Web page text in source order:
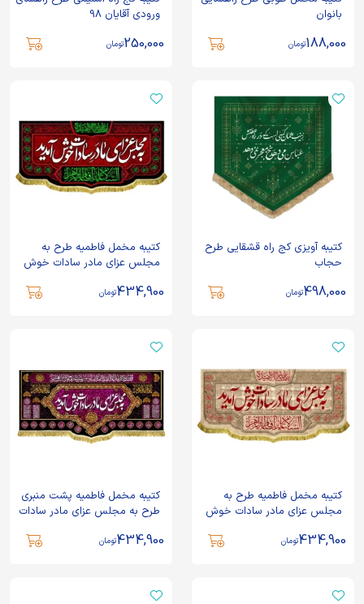
بانوان
188,000تومان
ورودی آقایان 98
250,000تومان
کتیبه آویزی کج راه قشقایی طرح
حجاب
498,000تومان
کتیبه مخمل فاطمیه طرح به
مجلس عزای مادر سادات خوش
434,900تومان
کتیبه مخمل فاطمیه طرح به
مجلس عزای مادر سادات خوش
434,900تومان
کتیبه مخمل فاطمیه پشت منبری
طرح به مجلس عزای مادر سادات
434,900تومان